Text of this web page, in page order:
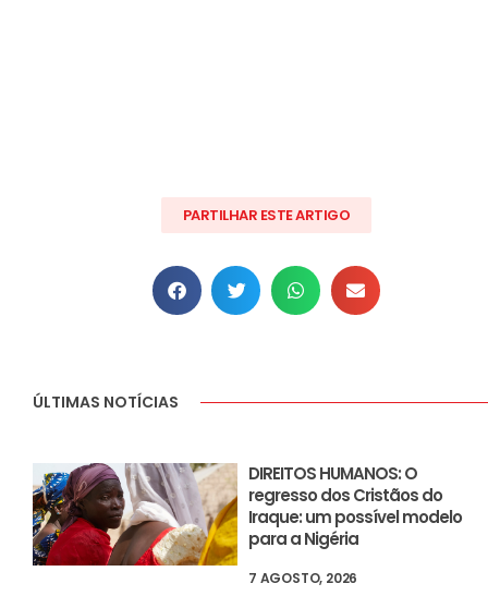
PARTILHAR ESTE ARTIGO
ÚLTIMAS NOTÍCIAS
DIREITOS HUMANOS: O
regresso dos Cristãos do
Iraque: um possível modelo
para a Nigéria
7 AGOSTO, 2026